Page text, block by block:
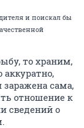
и поискал бы
то храним,
сама,
отношение к
сведений о